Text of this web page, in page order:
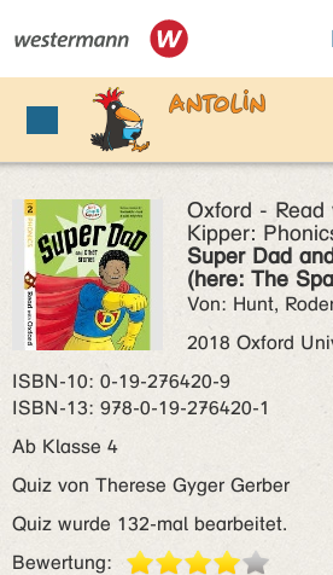
Oxford -
Kipper:
Super Dad
(here: The
Von: Hunt,
2018 Oxford
ISBN‑10: 0-19-276420-9
ISBN‑13: 978-0-19-276420-1
Ab Klasse 4
Quiz von Therese Gyger Gerber
Quiz wurde 132-mal bearbeitet.
Bewertung: